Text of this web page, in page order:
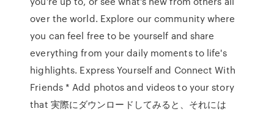
over the world. Explore our community where
you can feel free to be yourself and share
everything from your daily moments to life's
highlights. Express Yourself and Connect With
Friends * Add photos and videos to your story
that 実際にダウンロードしてみると、それには